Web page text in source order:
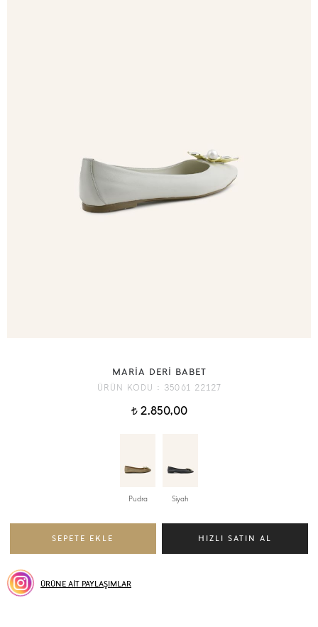
MARİA DERİ BABET
ÜRÜN KODU : 35061 22127
t2.850,00
Pudra Siyah
ÜRÜNE AİT PAYLAŞIMLAR